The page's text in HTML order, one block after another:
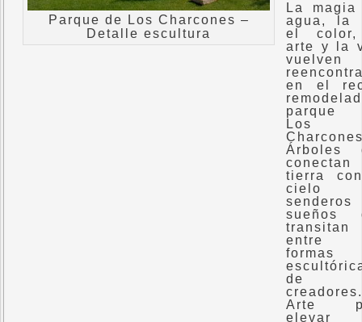
Parque de Los Charcones –
Detalle escultura
La
agua, la
el
arte y la
en el
parque
Los
Árboles
tierra
sueños
transitan
entre
formas
de
creadores.
Arte